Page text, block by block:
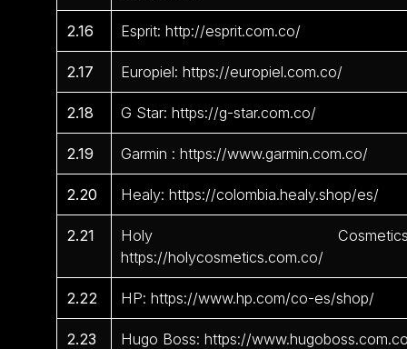
2.16 Esprit: http://esprit.com.co/
2.17 Europiel: https://europiel.com.co/
2.18 G Star: https://g-star.com.co/
2.19 Garmin : https://www.garmin.com.co/
2.20 Healy: https://colombia.healy.shop/es/
2.21
Holy
https://holycosmetics.com.co/
2.22 HP: https://www.hp.com/co-es/shop/
2.23 Hugo Boss: https://